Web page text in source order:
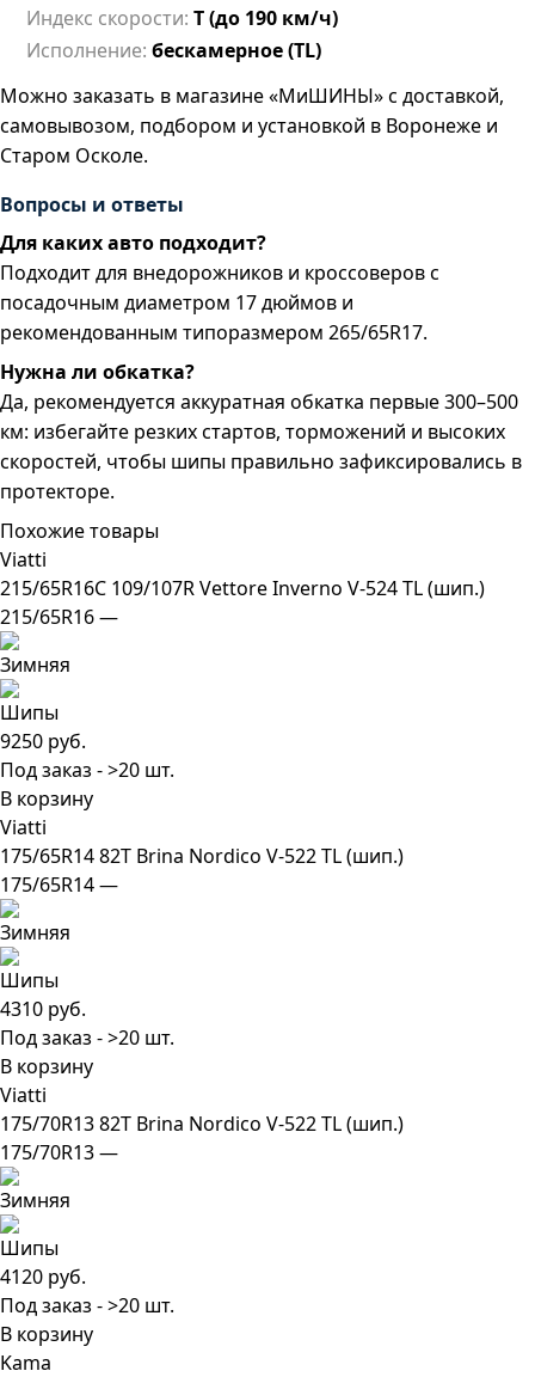
Индекс скорости: T (до 190 км/ч)
Исполнение: бескамерное (TL)
Можно заказать в магазине «МиШИНЫ» с доставкой,
самовывозом, подбором и установкой в Воронеже и
Старом Осколе.
Вопросы и ответы
Для каких авто подходит?
Подходит для внедорожников и кроссоверов с
посадочным диаметром 17 дюймов и
рекомендованным типоразмером 265/65R17.
Нужна ли обкатка?
Да, рекомендуется аккуратная обкатка первые 300–500
км: избегайте резких стартов, торможений и высоких
скоростей, чтобы шипы правильно зафиксировались в
протекторе.
Похожие товары
Viatti
215/65R16C 109/107R Vettore Inverno V-524 TL (шип.)
215/65R16 —
9250 руб.
Под заказ - >20 шт.
В корзину
Viatti
175/65R14 82T Brina Nordico V-522 TL (шип.)
175/65R14 —
4310 руб.
Под заказ - >20 шт.
В корзину
Viatti
175/70R13 82T Brina Nordico V-522 TL (шип.)
175/70R13 —
4120 руб.
Под заказ - >20 шт.
В корзину
Kama